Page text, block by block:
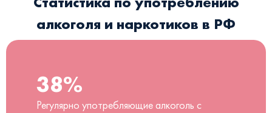
алкоголя и наркотиков в РФ
38%
Регулярно употребляющие алкоголь с